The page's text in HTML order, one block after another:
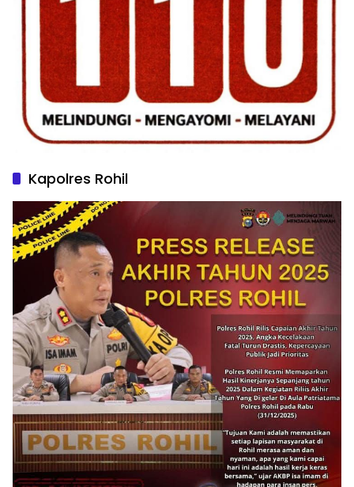
Kapolres Rohil